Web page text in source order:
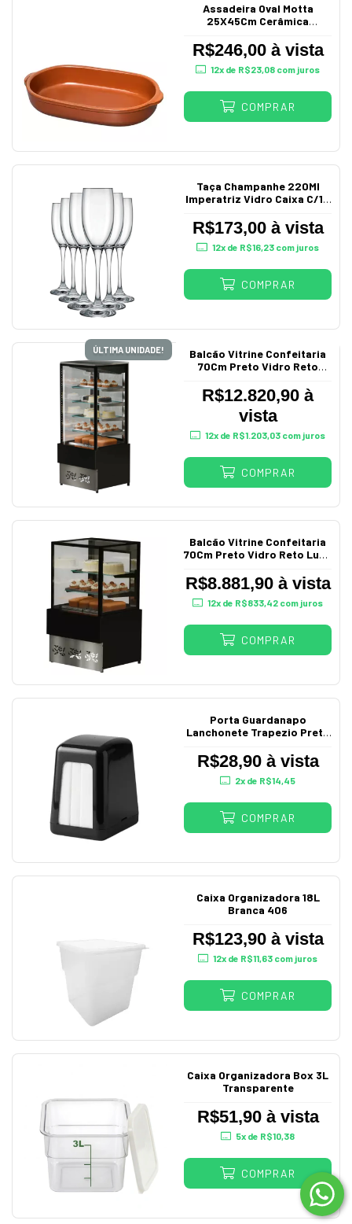
Assadeira Oval Motta
25X45Cm Cerâmica
R$246,00 à vista
12x de R$23,08 com juros
COMPRAR
Taça Champanhe 220Ml
Imperatriz Vidro Caixa C/12
R$173,00 à vista
12x de R$16,23com juros
COMPRAR
ÚLTIMA UNIDADE!
Balcão Vitrine Confeitaria
70Cm Preto Vidro Reto
R$12.820,90 à
vista
12x de R$1.203,03 com juros
COMPRAR
Balcão Vitrine Confeitaria
70Cm Preto Vidro Reto Luxo
R$8.881,90 à vista
12x de R$833,42 com juros
COMPRAR
Porta Guardanapo
Lanchonete Trapezio Preto
R$28,90 à vista
2x de R$14,45
COMPRAR
Caixa Organizadora 18L
Branca 406
R$123,90 à vista
12x de R$11,63 com juros
COMPRAR
Caixa Organizadora Box 3L
Transparente
R$51,90 à vista
5x de R$10,38
COMPRAR